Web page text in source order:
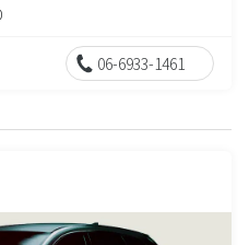
06-6933-1461